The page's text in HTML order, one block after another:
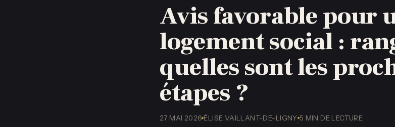
Avis favorable pour
logement social :
quelles sont les
étapes ?
27 MAI 2026
·
ÉLISE VAILLANT-DE-LIGNY
·
5 MIN DE LECTURE